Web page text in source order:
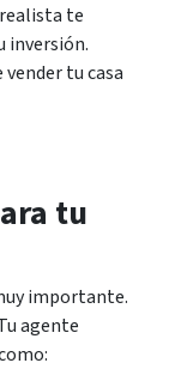
te
inversión.
tu casa
tu
importante.
agente